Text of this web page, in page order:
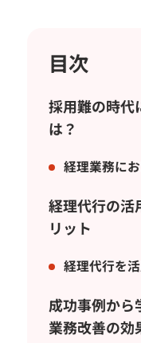
目次
採用難の時代
は？
経理業務に
経理代行の活
リット
経理代行を
成功事例から
業務改善の効